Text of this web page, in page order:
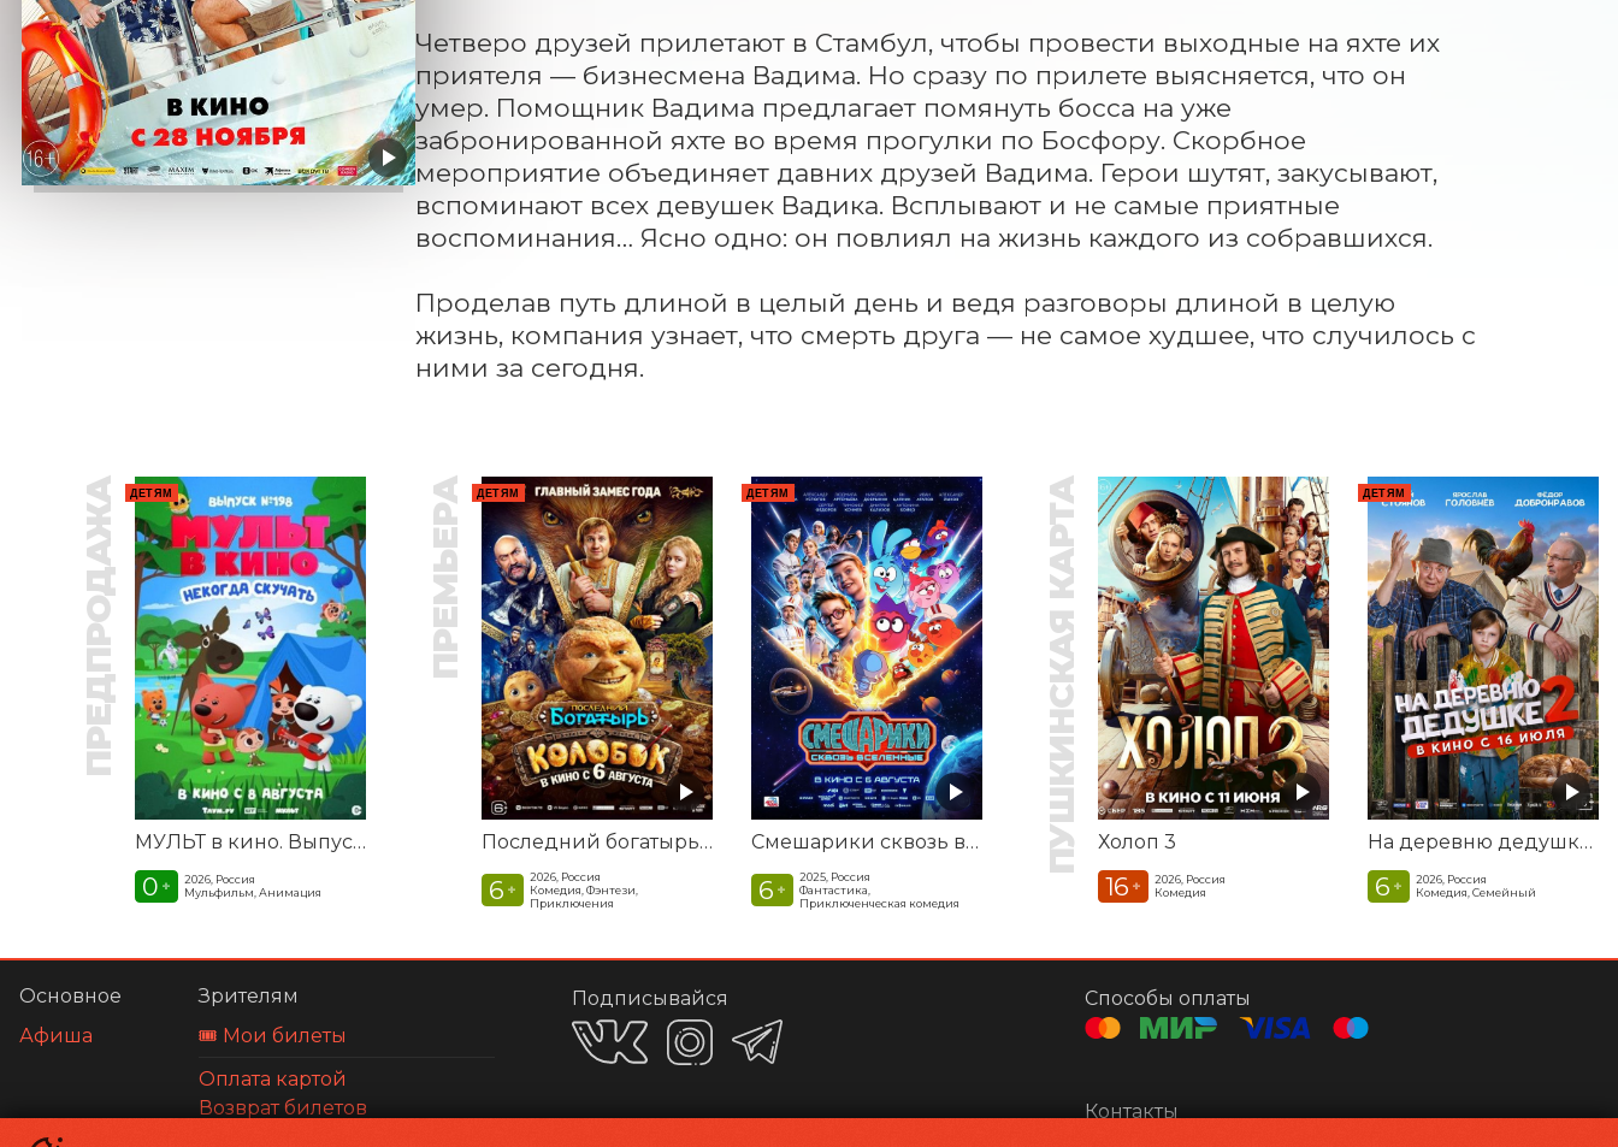
Четверо друзей прилетают в Стамбул, чтобы провести выходные на яхте их
приятеля — бизнесмена Вадима. Но сразу по прилете выясняется, что он
умер. Помощник Вадима предлагает помянуть босса на уже
забронированной яхте во время прогулки по Босфору. Скорбное
мероприятие объединяет давних друзей Вадима. Герои шутят, закусывают,
вспоминают всех девушек Вадика. Всплывают и не самые приятные
воспоминания… Ясно одно: он повлиял на жизнь каждого из собравшихся.
Проделав путь длиной в целый день и ведя разговоры длиной в целую
жизнь, компания узнает, что смерть друга — не самое худшее, что случилось с
ними за сегодня.
ПРЕДПРОДАЖА ДЕТЯМ
МУЛЬТ в кино. Выпуск №198. Некогда скучать
0 +
2026, Россия
Мульфильм, Анимация
ПРЕМЬЕРА ДЕТЯМ
Последний богатырь. Колобок
6 +
2026, Россия
Комедия, Фэнтези,
Приключения
ДЕТЯМ
Смешарики сквозь вселенные
6 +
2025, Россия
Фантастика,
Приключенческая комедия
ПУШКИНСКАЯ КАРТА Холоп 3
16 +
2026, Россия
Комедия
ДЕТЯМ
На деревню дедушке 2
6 +
2026, Россия
Комедия, Семейный
Основное
Афиша
Зрителям
🎟️ Мои билеты
Оплата картой
Возврат билетов
Подписывайся Способы оплаты
Контакты